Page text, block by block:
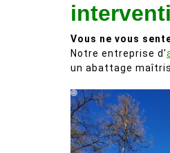
Vous ne vous
Notre entreprise d'
un abattage